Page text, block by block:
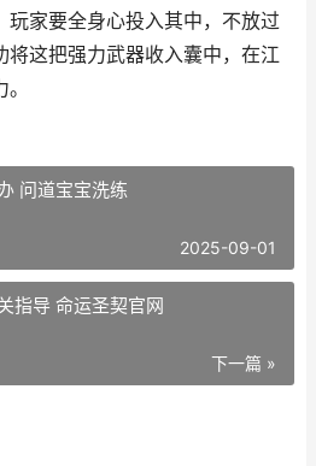
玩家要全身心投入其中，不放过
将这把强力武器收入囊中，在江
问道宝宝洗练
2025-09-01
指导 命运圣契官网
下一篇 »